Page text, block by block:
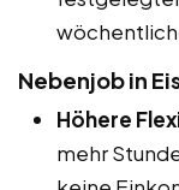
Nebenjob in
Höhere
mehr